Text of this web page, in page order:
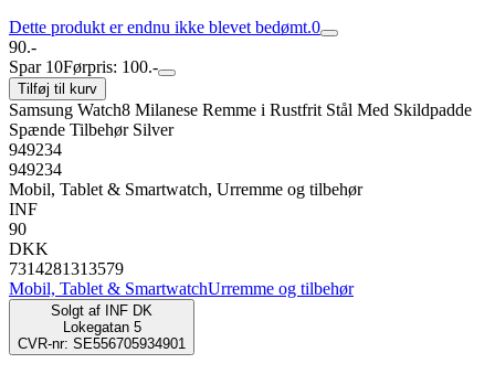
Dette produkt er endnu ikke blevet bedømt.0
90.-
Spar 10Førpris: 100.-
Tilføj til kurv
Samsung Watch8 Milanese Remme i Rustfrit Stål Med Skildpadde
Spænde Tilbehør Silver
949234
949234
Mobil, Tablet & Smartwatch, Urremme og tilbehør
INF
90
DKK
7314281313579
Mobil, Tablet & SmartwatchUrremme og tilbehør
Solgt af
INF DK
Lokegatan 5
CVR-nr: SE556705934901